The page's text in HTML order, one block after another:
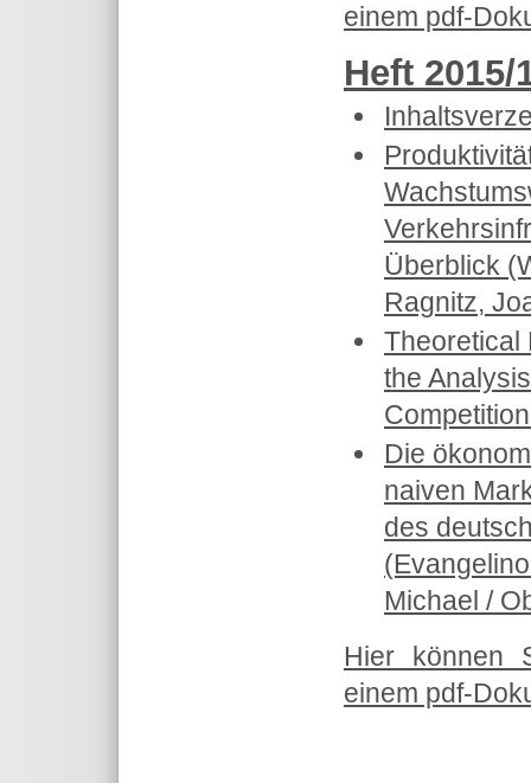
einem pdf-
Heft 2015/
Überblick
Ragnitz,
Theoretical
the
Die
naiven
des
Michael /
Hier können
einem pdf-